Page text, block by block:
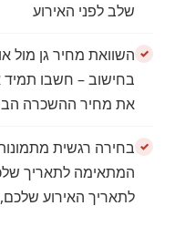
שלב לפני האירוע
השוואת מחיר גן מול
בחישוב – חשבו
את מחיר ההשכרה
בחירה רגשית
המתאימה לתאריך
לתאריך האירוע